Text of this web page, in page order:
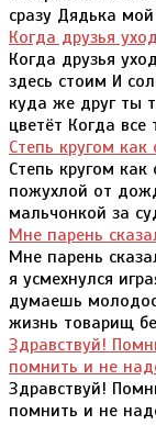
сразу Дядька
Когда друзья
Когда друзья
здесь стоим И
куда же друг ты
цветёт Когда
Степь кругом как
Степь кругом как
пожухлой от
мальчонкой за
Мне парень
Мне парень
я усмехнулся
думаешь
жизнь товарищ
Здравствуй!
помнить и не
Здравствуй!
помнить и не